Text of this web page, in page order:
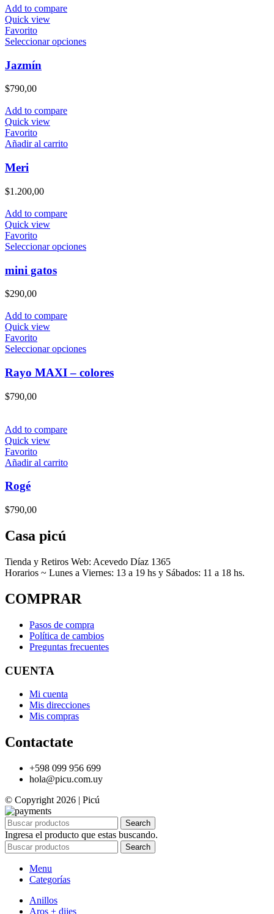
Add to compare
Quick view
Favorito
Seleccionar opcionesEste
Jazmín
$790,00
Add to compare
Quick view
Favorito
Añadir al carrito
Meri
$1.200,00
Add to compare
Quick view
Favorito
Seleccionar opcionesEste
elegir
en
la
página
mini gatos
$290,00
Add to compare
Quick view
Favorito
Seleccionar opcionesEste
tiene
múltiples
Rayo MAXI – colores
$790,00
Add to compare
Quick view
Favorito
Añadir al carrito
Rogé
$790,00
Casa picú
Tienda y Retiros Web: Acevedo Díaz 1365
Horarios ~ Lunes a Viernes: 13 a 19 hs y Sábados: 11 a 18 hs.
COMPRAR
Pasos de compra
Política de cambios
Preguntas frecuentes
CUENTA
Mi cuenta
Mis direcciones
Mis compras
Contactate
+598 099 956 699
hola@picu.com.uy
© Copyright 2026 | Picú
Search
Ingresa el producto que estas buscando.
Search
Menu
Categorías
Anillos
Aros + dijes